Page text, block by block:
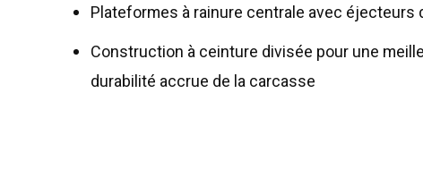
Plateformes à rainure centrale avec
Construction à ceinture divisée pour une
durabilité accrue de la carcasse